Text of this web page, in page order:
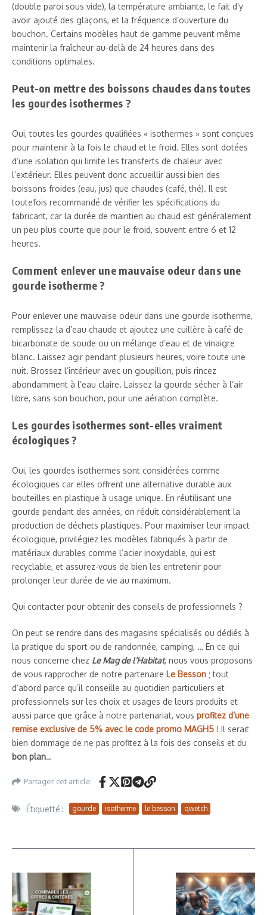
(double paroi sous vide), la température ambiante, le fait d’y
avoir ajouté des glaçons, et la fréquence d’ouverture du
bouchon. Certains modèles haut de gamme peuvent même
maintenir la fraîcheur au-delà de 24 heures dans des
conditions optimales.
Peut-on mettre des boissons chaudes dans toutes
les gourdes isothermes ?
Oui, toutes les gourdes qualifiées « isothermes » sont conçues
pour maintenir à la fois le chaud et le froid. Elles sont dotées
d’une isolation qui limite les transferts de chaleur avec
l’extérieur. Elles peuvent donc accueillir aussi bien des
boissons froides (eau, jus) que chaudes (café, thé). Il est
toutefois recommandé de vérifier les spécifications du
fabricant, car la durée de maintien au chaud est généralement
un peu plus courte que pour le froid, souvent entre 6 et 12
heures.
Comment enlever une mauvaise odeur dans une
gourde isotherme ?
Pour enlever une mauvaise odeur dans une gourde isotherme,
remplissez-la d’eau chaude et ajoutez une cuillère à café de
bicarbonate de soude ou un mélange d’eau et de vinaigre
blanc. Laissez agir pendant plusieurs heures, voire toute une
nuit. Brossez l’intérieur avec un goupillon, puis rincez
abondamment à l’eau claire. Laissez la gourde sécher à l’air
libre, sans son bouchon, pour une aération complète.
Les gourdes isothermes sont-elles vraiment
écologiques ?
Oui, les gourdes isothermes sont considérées comme
écologiques car elles offrent une alternative durable aux
bouteilles en plastique à usage unique. En réutilisant une
gourde pendant des années, on réduit considérablement la
production de déchets plastiques. Pour maximiser leur impact
écologique, privilégiez les modèles fabriqués à partir de
matériaux durables comme l’acier inoxydable, qui est
recyclable, et assurez-vous de bien les entretenir pour
prolonger leur durée de vie au maximum.
Qui contacter pour obtenir des conseils de professionnels ?
On peut se rendre dans des magasins spécialisés ou dédiés à
la pratique du sport ou de randonnée, camping, … En ce qui
nous concerne chez Le Mag de l’Habitat, nous vous proposons
de vous rapprocher de notre partenaire Le Besson ; tout
d’abord parce qu’il conseille au quotidien particuliers et
professionnels sur les choix et usages de leurs produits et
aussi parce que grâce à notre partenariat, vous profitez d’une
remise exclusive de 5% avec le code promo MAGH5 ! Il serait
bien dommage de ne pas profitez à la fois des conseils et du
bon plan…
Partager cet article
Étiquetté : gourde isotherme le besson qwetch